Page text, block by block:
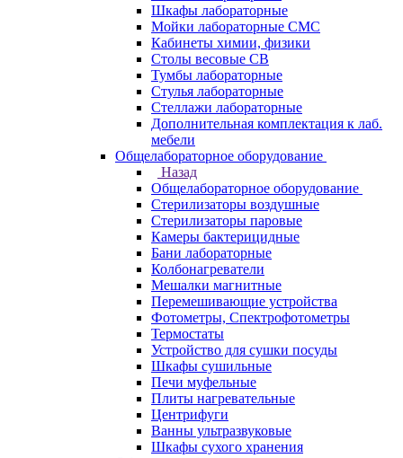
Шкафы лабораторные
Мойки лабораторные СМС
Кабинеты химии, физики
Столы весовые СВ
Тумбы лабораторные
Стулья лабораторные
Стеллажи лабораторные
Дополнительная комплектация к лаб.
мебели
Общелабораторное оборудование
Назад
Общелабораторное оборудование
Стерилизаторы воздушные
Стерилизаторы паровые
Камеры бактерицидные
Бани лабораторные
Колбонагреватели
Мешалки магнитные
Перемешивающие устройства
Фотометры, Спектрофотометры
Термостаты
Устройство для сушки посуды
Шкафы сушильные
Печи муфельные
Плиты нагревательные
Центрифуги
Ванны ультразвуковые
Шкафы сухого хранения